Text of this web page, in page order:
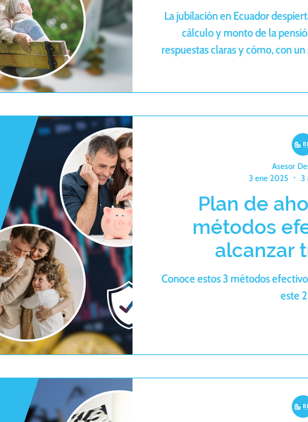
La jubilación en Ecuador
cálculo y monto de la
respuestas claras y cómo, con
Plan de
métodos
alcanzar
Conoce estos 3 métodos
este
Asesor
3 ene 2025
3